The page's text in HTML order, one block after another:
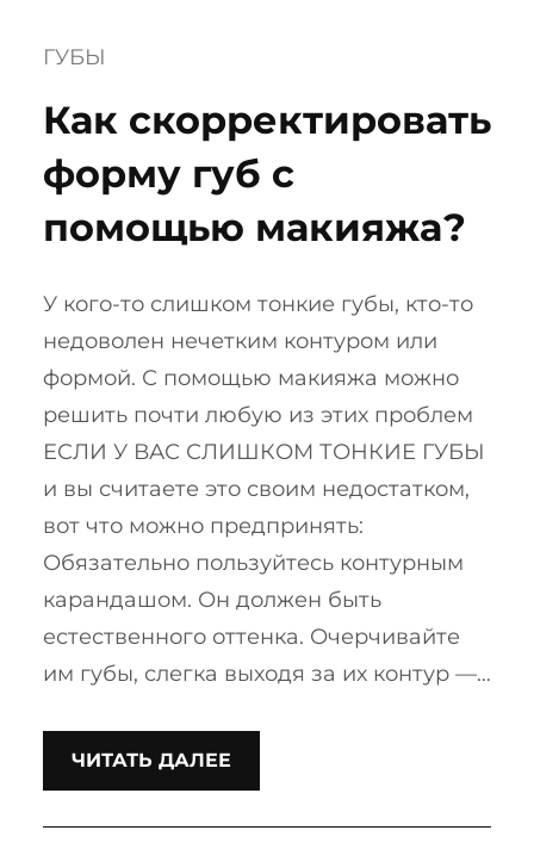
ГУБЫ
Как скорректировать
форму губ с
помощью макияжа?
У кого-то слишком тонкие губы, кто-то
недоволен нечетким контуром или
формой. С помощью макияжа можно
решить почти любую из этих проблем
ЕСЛИ У ВАС СЛИШКОМ ТОНКИЕ ГУБЫ
и вы считаете это своим недостатком,
вот что можно предпринять:
Обязательно пользуйтесь контурным
карандашом. Он должен быть
естественного оттенка. Очерчивайте
им губы, слегка выходя за их контур —…
ЧИТАТЬ ДАЛЕЕ